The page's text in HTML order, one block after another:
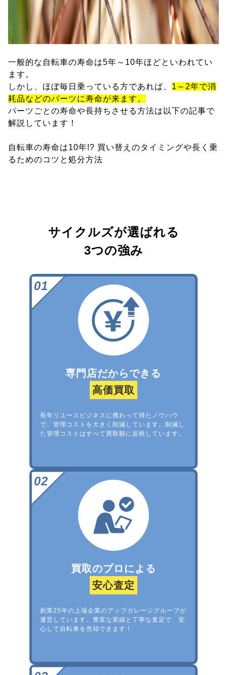
一般的な自転車の寿命は5年～10年ほどといわれてい
ます。
しかし、ほぼ毎日乗っている方であれば、 1～2年で消
耗品などのパーツに寿命が来ます。
パーツごとの寿命や長持ちさせる方法は以下の記事で
解説しています！
自転車の寿命は10年!? 買い替えのタイミングや長く乗
るためのコツと処分方法
サイクルズが選ばれる
3つの強み
専門店だからできる
高価買取
長年リユースビジネスに携わって得たノウハウ
で、管理コストを大きく削減しています。削減し
た管理コストはすべて買取額に反映しています。
買取のプロによる
安心査定
創業25年の上場企業のアップガレージグループが
運営しています。豊富な実績と丁寧な査定で、安
心して自転車を売却できます！